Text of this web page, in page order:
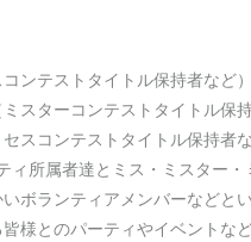
ンテストタイトル保持者など）
スターコンテストタイトル保持
スコンテストタイトル保持者な
ィ所属者達とミス・ミスター・
ボランティアメンバーなどと
様とのパーティやイベントなど